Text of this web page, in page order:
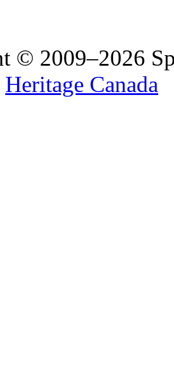
© 2009–2026
Heritage Canada